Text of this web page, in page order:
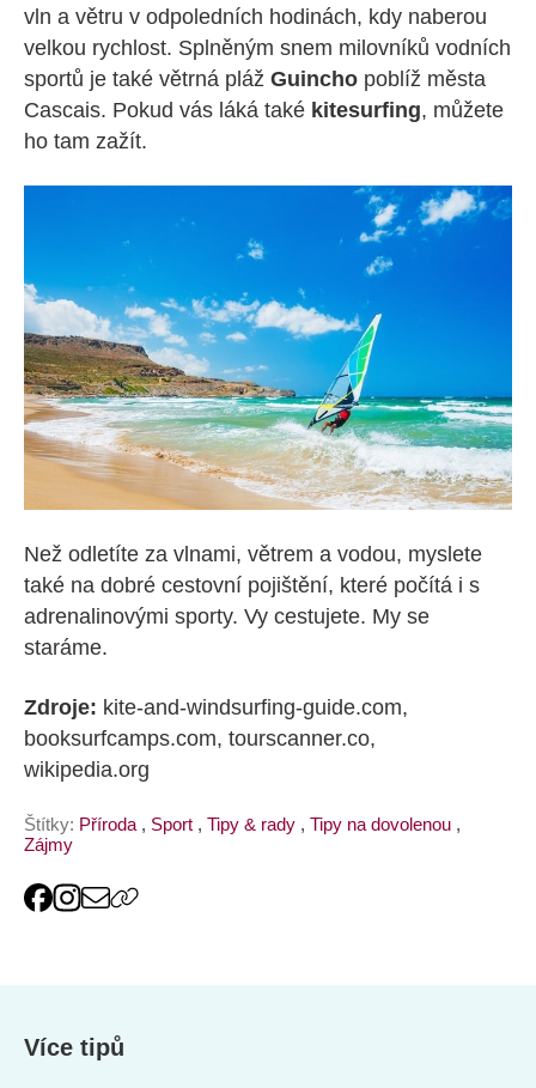
vln a větru v odpoledních hodinách, kdy naberou
velkou rychlost. Splněným snem milovníků vodních
sportů je také větrná pláž Guincho poblíž města
Cascais. Pokud vás láká také kitesurfing, můžete
ho tam zažít.
Než odletíte za vlnami, větrem a vodou, myslete
také na dobré cestovní pojištění, které počítá i s
adrenalinovými sporty. Vy cestujete. My se
staráme.
Zdroje: kite-and-windsurfing-guide.com,
booksurfcamps.com, tourscanner.co,
wikipedia.org
Štítky: Příroda , Sport , Tipy & rady , Tipy na dovolenou ,
Zájmy
Více tipů